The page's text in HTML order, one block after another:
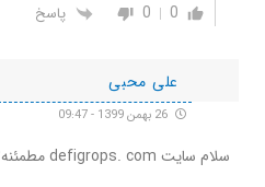
0
0 پاسخ
علی محبی
سلام سایت defigrops. com مطمئنه؟